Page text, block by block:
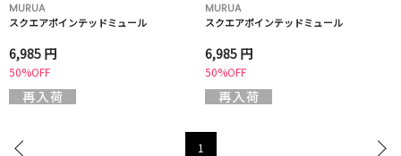
MURUA
スクエアポインテッドミュール
6,985 円
50%OFF
MURUA
スクエアポインテッドミュール
6,985 円
50%OFF
1